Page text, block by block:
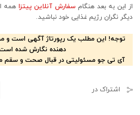
از این به بعد هنگام سفارش آنلاین پیتزا همه
دیگر نگران رژیم غذایی خود نباشید.
توجه! این مطلب یک رپورتاژ آگهی است و
دهنده نگارش شده
آی تی جو مسئولیتی در قبال صحت و سقم
اشتراک در